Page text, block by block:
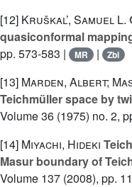
[12] Kruškal’, Samuel L.
quasiconformal
pp. 573-583 |
MR | Zbl
[13] Marden, Albert;
Teichmüller space by
Volume 36 (1975) no. 2,
[14] Miyachi, Hideki
Masur boundary of
Volume 137 (2008), pp.